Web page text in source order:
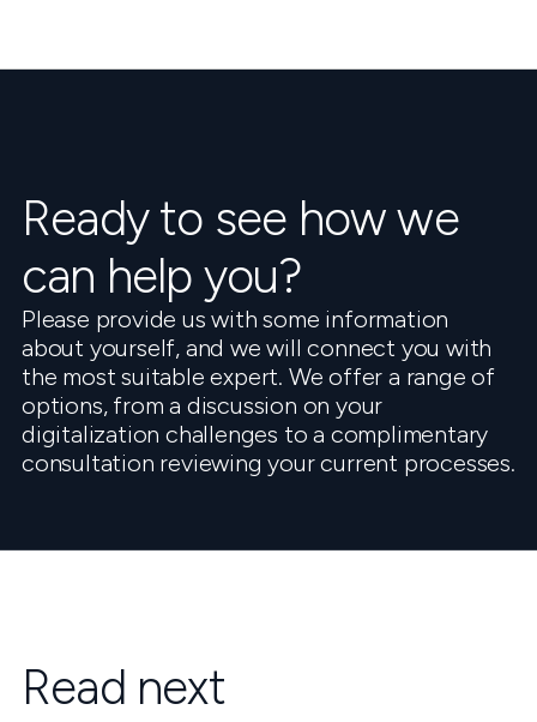
Ready to see how we
can help you?
Please provide us with some information
about yourself, and we will connect you with
the most suitable expert. We offer a range of
options, from a discussion on your
digitalization challenges to a complimentary
consultation reviewing your current processes.
Read next